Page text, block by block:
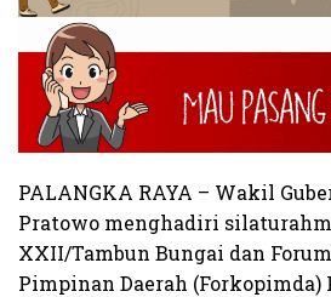
PALANGKA RAYA – Wakil
Pratowo menghadiri
XXII/Tambun Bungai dan
Pimpinan Daerah (Forkopimda)